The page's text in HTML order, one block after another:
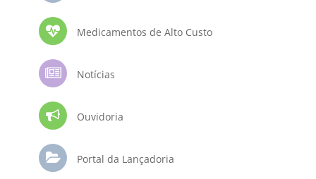
Medicamentos de Alto Custo
Notícias
Ouvidoria
Portal da Lançadoria